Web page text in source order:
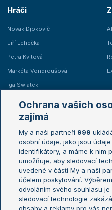
Hráči
Novak Djokovič
Jiří Lehečka
Petra Kvitová
Markéta Vondroušová
Iga Swiatek
Žebříčky
Žebříček ATP (muži)
Žebříček WTA (ženy)
Sázkařský žebříček
Ochrana vašich
zajímá
My a naši partneři 999
osobní údaje, jako jsou
identifikátory, a máme k nim
umožňuje, aby sledovací
uvedené v části My a naši
účelem poskytování.
odvoláním svého souhlasu
sledovací technologie